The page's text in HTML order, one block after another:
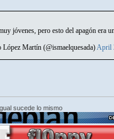
jóvenes, pero esto del apagón era
Martín (@ismaelquesada)April
sucede lo mismo